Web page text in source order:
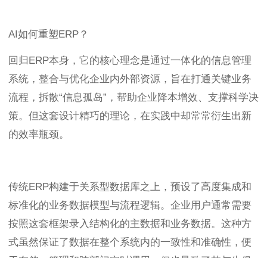
AI如何重塑ERP？
回归ERP本身，它的核心理念是通过一体化的信息管理
系统，整合与优化企业内外部资源，旨在打通关键业务
流程，拆散“信息孤岛”，帮助企业降本增效、支撑科学决
策。但这套设计精巧的理论，在实践中却常常衍生出新
的效率瓶颈。
传统ERP构建于关系型数据库之上，预设了高度集成和
标准化的业务数据模型与流程逻辑。企业用户通常需要
按照这套框架录入结构化的主数据和业务数据。这种方
式虽然保证了数据在整个系统内的一致性和准确性，便